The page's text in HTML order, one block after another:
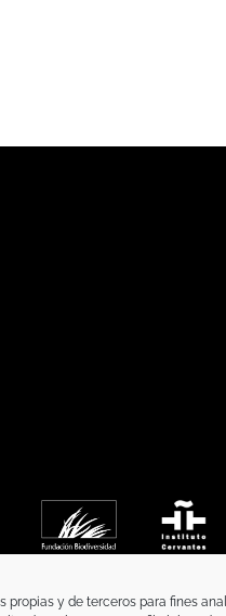
propias y de terceros para fines